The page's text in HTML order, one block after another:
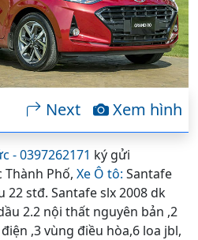
Xem hình
Next
- 0397262171 ký gửi
Phố, Xe Ô tô: Santafe
22 stđ. Santafe slx 2008 dk
2.2 nội thất nguyên bản ,2
,3 vùng điều hòa,6 loa jbl,